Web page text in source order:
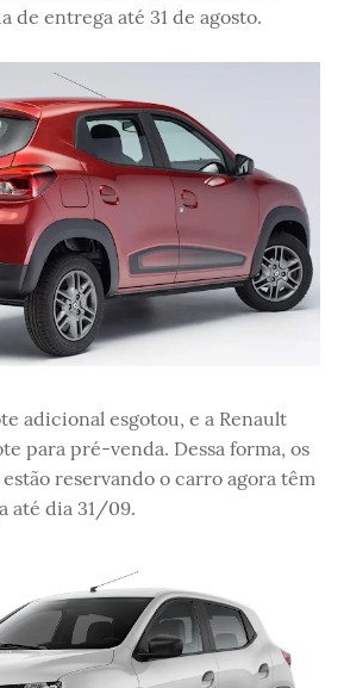
de entrega até 31 de agosto.
adicional esgotou, e a Renault
para pré-venda. Dessa forma, os
reservando o carro agora têm
até dia 31/09.